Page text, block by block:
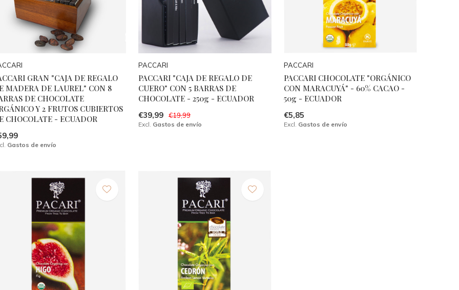
GRAN "CAJA DE REGALO
MADERA DE LAUREL" CON 8
DE CHOCOLATE
Y 2 FRUTOS CUBIERTOS
CHOCOLATE - ECUADOR
Gastos de envío
PACCARI
PACCARI "CAJA DE REGALO DE
CUERO" CON 5 BARRAS DE
CHOCOLATE - 250g - ECUADOR
€39,99 €19,99
Excl. Gastos de envío
PACCARI
PACCARI CHOCOLATE "ORGÁNICO
CON MARACUYÁ" - 60% CACAO -
50g - ECUADOR
€5,85
Excl. Gastos de envío